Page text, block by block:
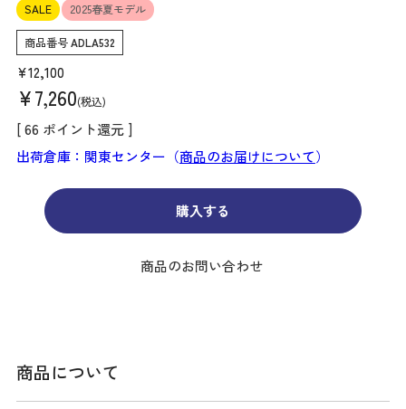
SALE 2025春夏モデル
商品番号ADLA532
¥12,100
¥7,260 税込
[66 ポイント還元 ]
出荷倉庫：関東センター（商品のお届けについて）
購入する
商品のお問い合わせ
商品について